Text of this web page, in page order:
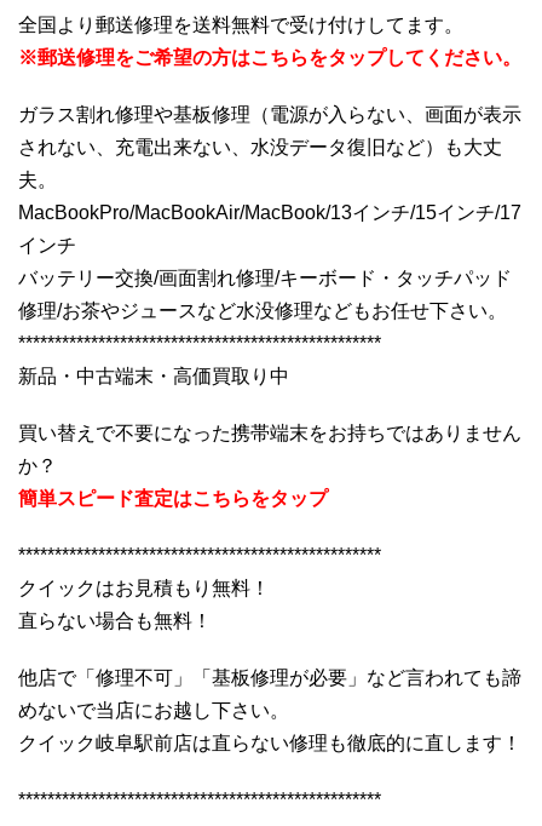
全国より郵送修理を送料無料で受け付けしてます。
※郵送修理をご希望の方はこちらをタップしてください。
ガラス割れ修理や基板修理（電源が入らない、画面が表示
されない、充電出来ない、水没データ復旧など）も大丈
夫。
MacBookPro/MacBookAir/MacBook/13インチ/15インチ/17
インチ
バッテリー交換/画面割れ修理/キーボード・タッチパッド
修理/お茶やジュースなど水没修理などもお任せ下さい。
**************************************************
新品・中古端末・高価買取り中
買い替えで不要になった携帯端末をお持ちではありません
か？
簡単スピード査定はこちらをタップ
**************************************************
クイックはお見積もり無料！
直らない場合も無料！
他店で「修理不可」「基板修理が必要」など言われても諦
めないで当店にお越し下さい。
クイック岐阜駅前店は直らない修理も徹底的に直します！
**************************************************